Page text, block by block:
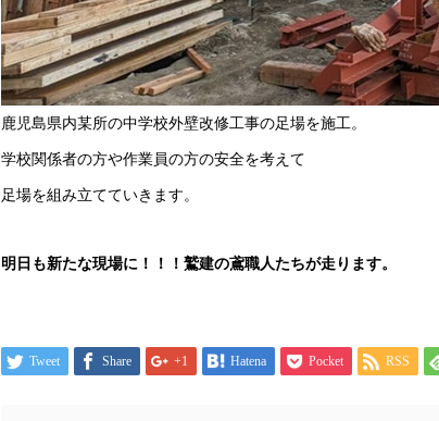
鹿児島県内某所の中学校外壁改修工事の足場を施工。
学校関係者の方や作業員の方の安全を考えて
足場を組み立てていきます。
明日も新たな現場に！！！鷲建の鳶職人たちが走ります。
Tweet Share +1 Hatena Pocket RSS